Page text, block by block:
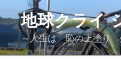
ン
テ
ン
地球クライ
～人生は 恥の上塗り